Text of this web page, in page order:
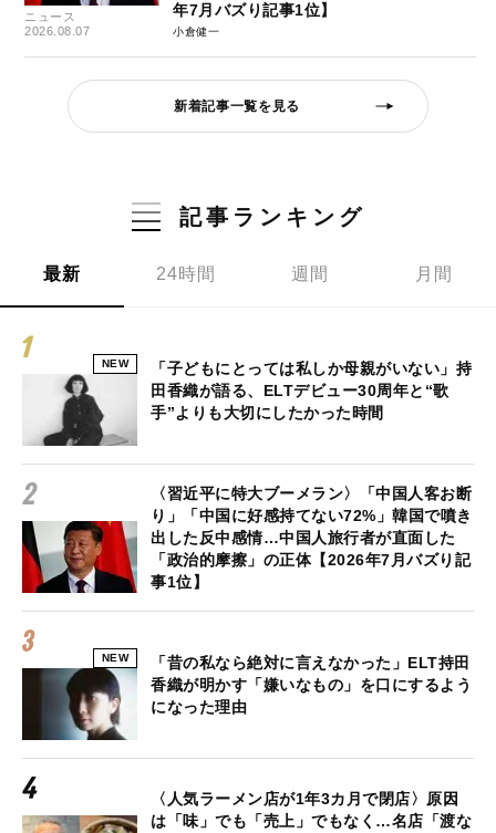
ニュース
2026.08.07
年7月バズり記事1位】
小倉健一
新着記事一覧を見る
記事ランキング
最新 24時間 週間 月間
NEW
「子どもにとっては私しか母親がいない」持
田香織が語る、ELTデビュー30周年と“歌
手”よりも大切にしたかった時間
〈習近平に特大ブーメラン〉「中国人客お断
り」「中国に好感持てない72%」韓国で噴き
出した反中感情…中国人旅行者が直面した
「政治的摩擦」の正体【2026年7月バズり記
事1位】
NEW
「昔の私なら絶対に言えなかった」ELT持田
香織が明かす「嫌いなもの」を口にするよう
になった理由
〈人気ラーメン店が1年3カ月で閉店〉原因
は「味」でも「売上」でもなく…名店「渡な